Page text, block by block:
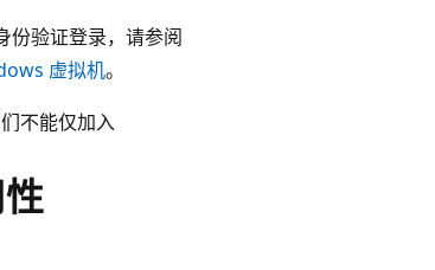
验证登录，请参阅
虚拟机。
不能仅加入